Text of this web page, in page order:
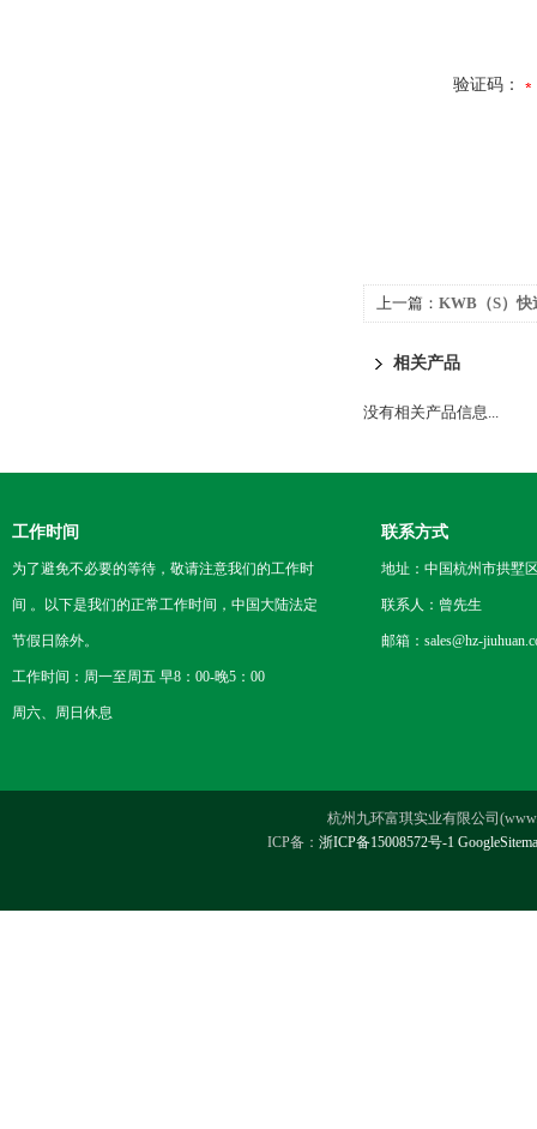
验证码：
上一篇： KWB（S）快
相关产品
没有相关产品信息...
工作时间
为了避免不必要的等待，敬请注意我们的工作时
间 。以下是我们的正常工作时间，中国大陆法定
节假日除外。
工作时间：周一至周五 早8：00-晚5：00
周六、周日休息
联系方式
地址：中国杭州市拱墅
联系人：曾先生
邮箱：sales@hz-
杭州九环富琪实业有限公司
ICP备： 浙ICP备15008572号-1